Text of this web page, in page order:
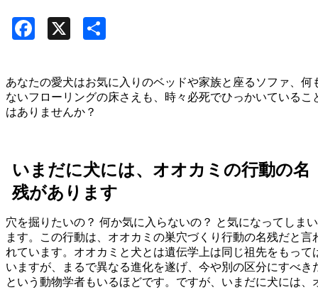
Facebook
あなたの愛犬はお気に入りのベッドや家族と座るソファ、何
ないフローリングの床さえも、時々必死でひっかいているこ
はありませんか？
いまだに犬には、オオカミの行動の名
残があります
穴を掘りたいの？ 何か気に入らないの？ と気になってしまい
ます。この行動は、オオカミの巣穴づくり行動の名残だと言
れています。オオカミと犬とは遺伝学上は同じ祖先をもって
いますが、まるで異なる進化を遂げ、今や別の区分にすべき
という動物学者もいるほどです。ですが、いまだに犬には、